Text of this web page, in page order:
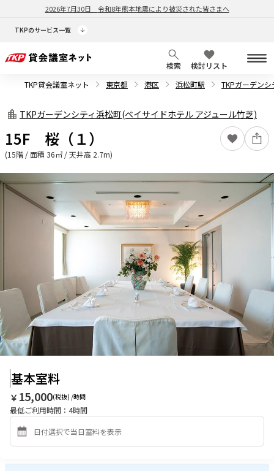
2026年7月30日 令和8年熊本地震により被災された皆さまへ
TKPのサービス一覧
検索
検討リスト
TKP貸会議室ネット
東京都 港区 浜松町駅 TKPガーデン
TKPガーデンシティ浜松町(ベイサイドホテル アジュール竹芝)
15F 桜（１）
(15階 / 面積 36㎡ / 天井高 2.7m)
基本室料
￥ 15,000(税抜) /時間
最低ご利用時間： 4時間